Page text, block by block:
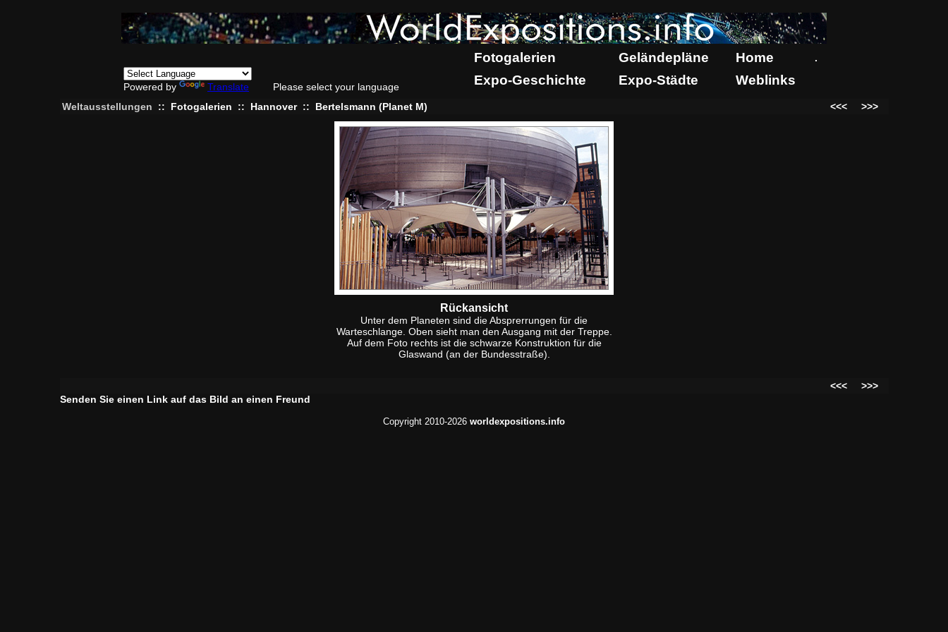
Powered by Translate Please select your language
Fotogalerien Geländepläne Home .
Expo-Geschichte Expo-Städte Weblinks
Weltausstellungen :: Fotogalerien :: Hannover :: Bertelsmann (Planet M) <<< >>>
Rückansicht
Unter dem Planeten sind die Absprerrungen für die
Warteschlange. Oben sieht man den Ausgang mit der Treppe.
Auf dem Foto rechts ist die schwarze Konstruktion für die
Glaswand (an der Bundesstraße).
<<<
>>>
Senden Sie einen Link auf das Bild an einen Freund
Copyright 2010-2026 worldexpositions.info